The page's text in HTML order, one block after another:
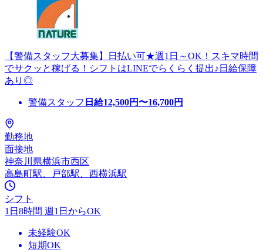
【警備スタッフ大募集】日払い可★週1日～OK！スキマ時間
でサクッと稼げる！シフトはLINEでらくらく提出♪日給保障
あり◎
警備スタッフ 日給12,500円〜16,700円
勤務地
面接地
神奈川県横浜市西区
高島町駅、戸部駅、西横浜駅
シフト
1日8時間 週1日からOK
未経験OK
短期OK